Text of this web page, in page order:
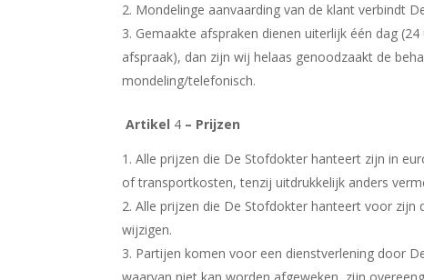
Mondelinge aanvaarding van de klant verbindt
Gemaakte afspraken dienen uiterlijk één dag
afspraak), dan zijn wij helaas genoodzaakt de
mondeling/telefonisch.
Artikel 4 –
Alle prijzen die De Stofdokter hanteert zijn in
of transportkosten, tenzij uitdrukkelijk anders
Alle prijzen die De Stofdokter hanteert voor
wijzigen.
Partijen komen voor een dienstverlening door